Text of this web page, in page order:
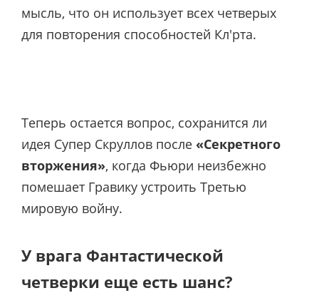
мысль, что он использует всех четверых
для повторения способностей Кл'рта.
Теперь остается вопрос, сохранится ли
идея Супер Скруллов после «Секретного
вторжения», когда Фьюри неизбежно
помешает Гравику устроить Третью
мировую войну.
У врага Фантастической
четверки еще есть шанс?